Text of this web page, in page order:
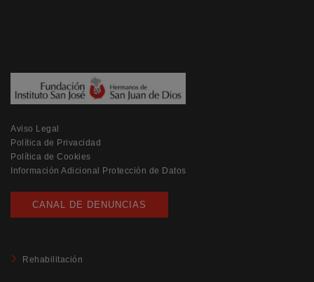
Aviso Legal
Política de Privacidad
Política de Cookies
Información Adicional Protección de Datos
CANAL DE DENUNCIAS
Rehabilitación